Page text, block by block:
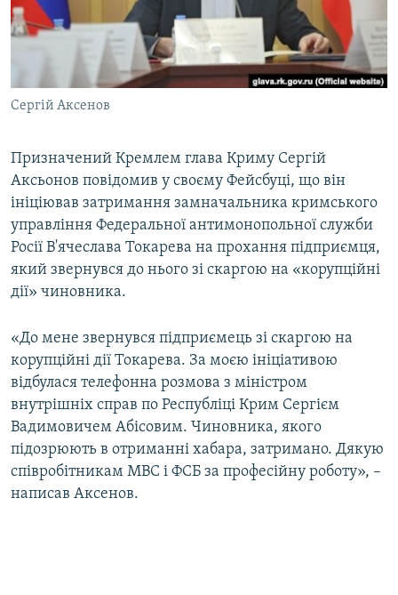
ВІДЕОУРОКИ «ELIFBE»
СВІДЧЕННЯ ОКУПАЦІЇ
УКРАЇНСЬКА ПРОБЛЕМА КРИМУ
ІНФОГРАФІКА
Русский
Qırımtatar
ДОЛУЧАЙСЯ!
Усі сайти RFE/RL
Сергій Аксенов
Призначений Кремлем глава Криму Сергій
Аксьонов повідомив у своєму Фейсбуці, що він
ініціював затримання замначальника кримського
управління Федеральної антимонопольної служби
Росії В'ячеслава Токарева на прохання підприємця,
який звернувся до нього зі скаргою на «корупційні
дії» чиновника.
«До мене звернувся підприємець зі скаргою на
корупційні дії Токарева. За моєю ініціативою
відбулася телефонна розмова з міністром
внутрішніх справ по Республіці Крим Сергієм
Вадимовичем Абісовим. Чиновника, якого
підозрюють в отриманні хабара, затримано. Дякую
співробітникам МВС і ФСБ за професійну роботу», –
написав Аксенов.